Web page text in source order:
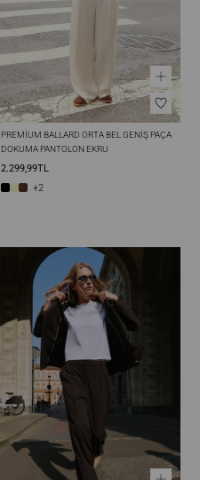
PREMIUM BALLARD ORTA BEL GENIŞ PAÇA
DOKUMA PANTOLON EKRU
2.299,99TL
+2